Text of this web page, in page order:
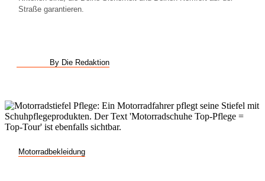
Straße garantieren.
By Die Redaktion
Motorradbekleidung